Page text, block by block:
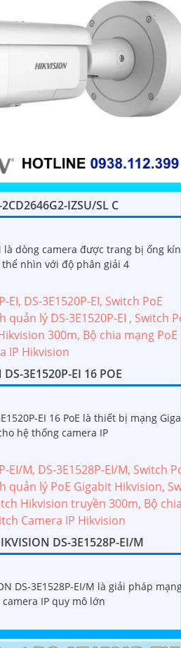
IZSU/SL C
là dòng camera được trang bị ống
nhìn với độ phân giải 4
3E1520P-EI 16 POE
EI 16 PoE là thiết bị mạng
hệ thống camera IP
DS-3E1528P-EI/M
DS-3E1528P-EI/M là giải pháp
IP quy mô lớn